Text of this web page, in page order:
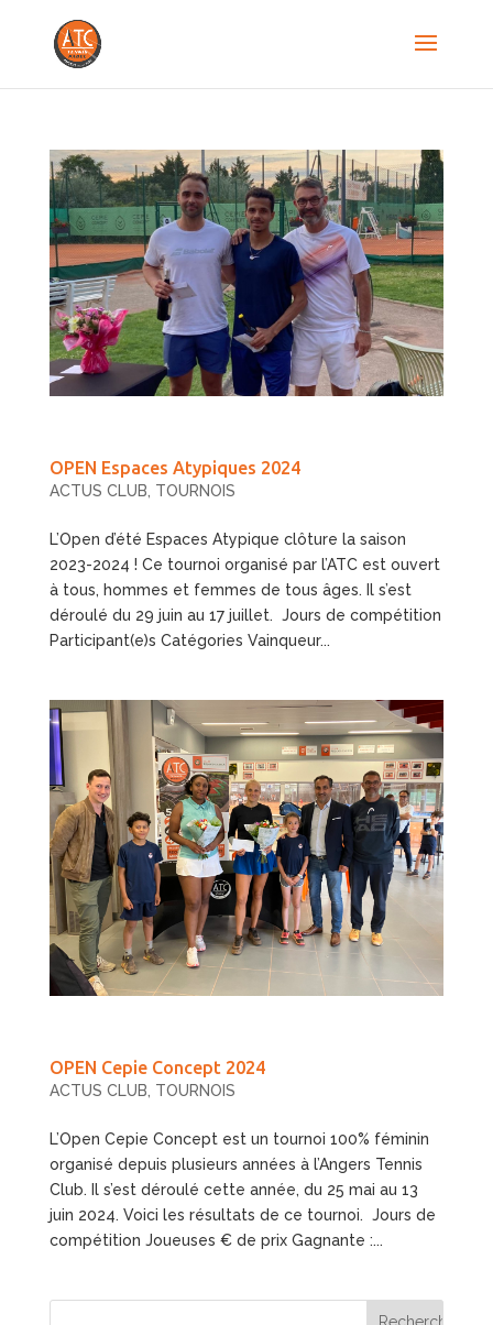
OPEN Espaces Atypiques 2024
ACTUS CLUB TOURNOIS
L’Open d’été Espaces Atypique clôture la saison
2023-2024 ! Ce tournoi organisé par l’ATC est ouvert
à tous, hommes et femmes de tous âges. Il s’est
déroulé du 29 juin au 17 juillet. Jours de compétition
Participant(e)s Catégories Vainqueur...
OPEN Cepie Concept 2024
ACTUS CLUB TOURNOIS
L’Open Cepie Concept est un tournoi 100% féminin
organisé depuis plusieurs années à l’Angers Tennis
Club. Il s’est déroulé cette année, du 25 mai au 13
juin 2024. Voici les résultats de ce tournoi. Jours de
compétition Joueuses € de prix Gagnante :...